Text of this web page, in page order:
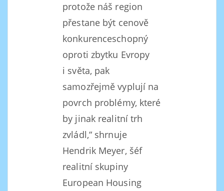
protože náš region
přestane být cenově
konkurenceschopný
oproti zbytku Evropy
i světa, pak
samozřejmě vyplují na
povrch problémy, které
by jinak realitní trh
zvládl,“ shrnuje
Hendrik Meyer, šéf
realitní skupiny
European Housing